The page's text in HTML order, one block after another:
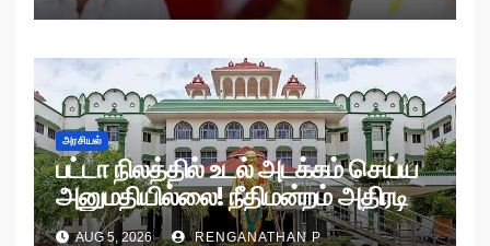
அரசியல்
பட்டா நிலத்தில் உடல் அடக்கம் செய்ய
அனுமதியில்லை! நீதிமன்றம் அதிரடி
உத்தரவு!
AUG 5, 2026 RENGANATHAN P